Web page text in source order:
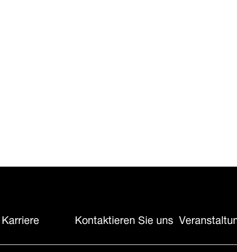
Karriere Kontaktieren Sie uns